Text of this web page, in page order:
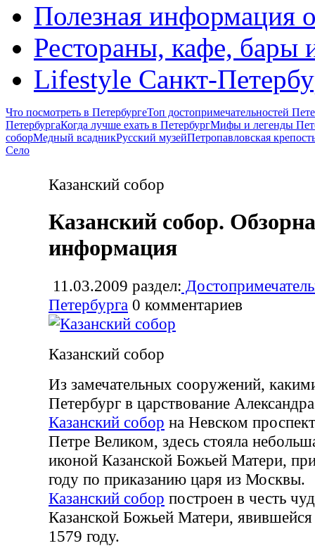
Полезная информация
Рестораны, кафе, бары
Lifestyle Санкт-
Что посмотреть в ПетербургеТоп достопримечательностей
ПетербургаКогда лучше ехать в ПетербургМифы и легенды
соборМедный всадникРусский музейПетропавловская
Село
Казанский собор
Казанский собор.
информация
11.03.2009 раздел:
Петербурга 0 комментариев
Казанский собор
Из замечательных сооружений,
Петербург в царствование
Казанский собор на Невском
Петре Великом, здесь стояла
иконой Казанской Божьей Матери,
году по приказанию царя из Москвы.
Казанский собор построен в честь
Казанской Божьей Матери, явившейся
1579 году.